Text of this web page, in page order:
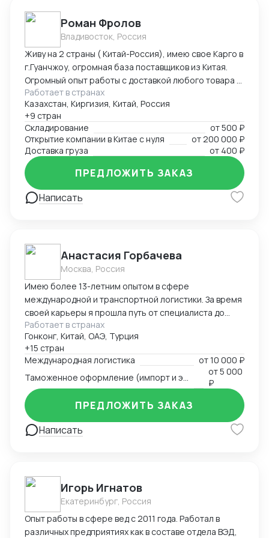
необходимости на любом этапе наши инспектора
готовы провести контроль производства / качества
готовой продукции; - организуем фрахт
контейнеров Китай-Россия (работаем через порт
Владивосток); - доставка сборных грузов в Москву и
Владивосток от 10 до 14 дней; - таможенная очистка
(оплата таможенной пошлины и НДС на товар); -
вывоз товара с порта и предоставление товара вам
на склад в РФ. Сотрудничество возможно и как
«сделка под ключ» , и как помощь на любом этапе
сопровождения сделки.
Роман Фролов
Владивосток, Россия
Живу на 2 страны ( Китай-Россия), имею свое Карго в
г.Гуанчжоу, огромная база поставщиков из Китая.
Огромный опыт работы с доставкой любого товара в
Страны Средней Азии. Поиск, выкуп, валюта, обмен,
инспекция.
Работает в странах
Казахстан, Киргизия, Китай, Россия
+9 стран
Складирование
от500 ₽
Открытие компании в Китае с нуля
от200 000 ₽
Доставка груза
от 400 ₽
Написать
ПРЕДЛОЖИТЬ ЗАКАЗ
Анастасия Горбачева
Москва, Россия
Имею более 13-летним опытом в сфере
международной и транспортной логистики. За время
своей карьеры я прошла путь от специалиста до
директора по логистике, успешно управляя
сложными проектами, выводя компании на новые
рынки и оптимизируя логистические процессы для
повышения эффективности и снижения издержек.
Специализируюсь на организации перевозок любым
видом транспорта (автомобильный, авиационный,
морской, железнодорожный, мультимодальные
схемы), таможенном оформлении и реализации
решений в условиях ограничений. За годы работы
удалось создать эффективную команду логистов,
внедрить современные технологии управления
проектами и документооборотом, а также
сохранить стабильность бизнеса в условиях
Работает в странах
Гонконг, Китай, ОАЭ, Турция
+15 стран
Международная логистика
от10 000 ₽
от5 000
₽
Написать
ПРЕДЛОЖИТЬ ЗАКАЗ
Игорь Игнатов
Екатеринбург, Россия
Опыт работы в сфере вед с 2011 года. Работал в
различных предприятиях как в составе отдела ВЭД,